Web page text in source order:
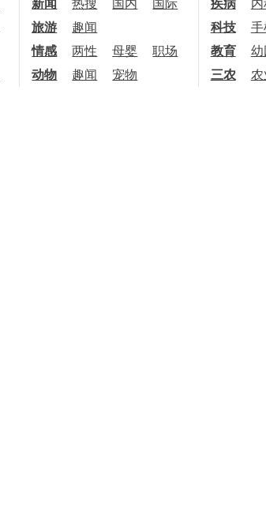
新闻 热搜 国内 国际 疾病
旅游 趣闻 科技 手
情感 两性 母婴 职场 教育 幼
动物 趣闻 宠物 三农 农